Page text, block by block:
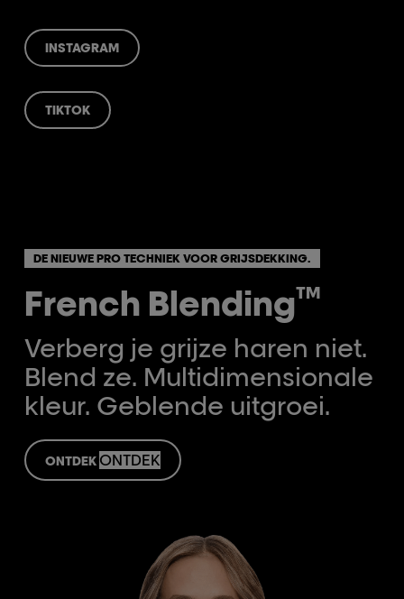
INSTAGRAM
TIKTOK
DE NIEUWE PRO TECHNIEK VOOR GRIJSDEKKING.
French BlendingTM
Verberg je grijze haren niet.
Blend ze. Multidimensionale
kleur. Geblende uitgroei.
ONTDEK ONTDEK